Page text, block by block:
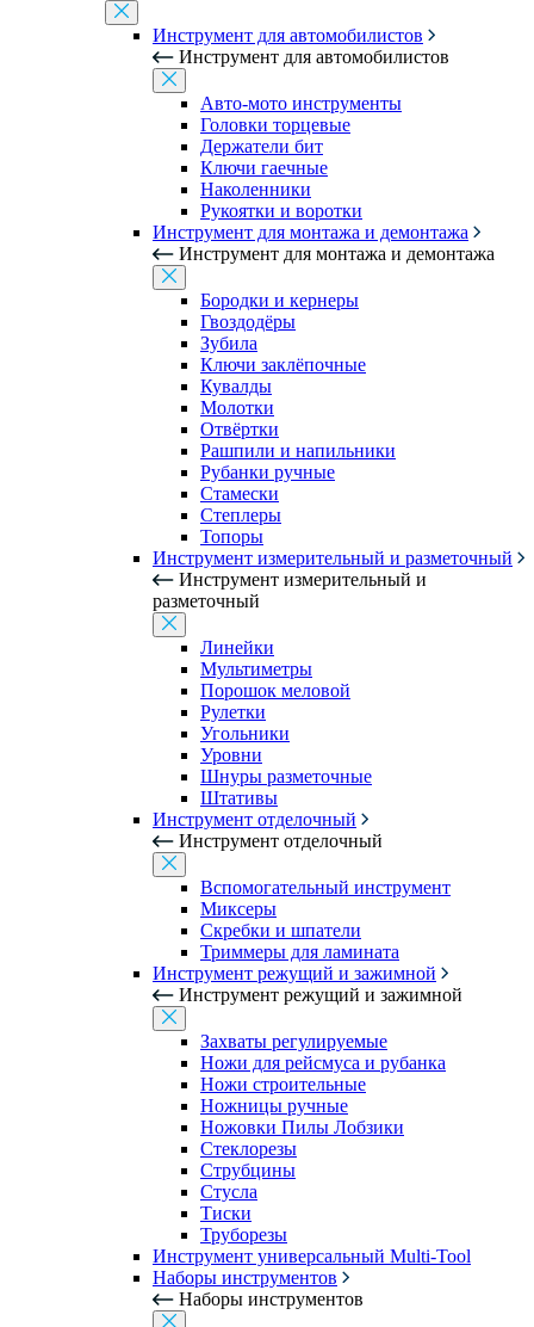
Инструмент для автомобилистов
Инструмент для автомобилистов
Авто-мото инструменты
Головки торцевые
Держатели бит
Ключи гаечные
Наколенники
Рукоятки и воротки
Инструмент для монтажа и демонтажа
Инструмент для монтажа и демонтажа
Бородки и кернеры
Гвоздодёры
Зубила
Ключи заклёпочные
Кувалды
Молотки
Отвёртки
Рашпили и напильники
Рубанки ручные
Стамески
Степлеры
Топоры
Инструмент измерительный и разметочный
Инструмент измерительный и
разметочный
Линейки
Мультиметры
Порошок меловой
Рулетки
Угольники
Уровни
Шнуры разметочные
Штативы
Инструмент отделочный
Инструмент отделочный
Вспомогательный инструмент
Миксеры
Скребки и шпатели
Триммеры для ламината
Инструмент режущий и зажимной
Инструмент режущий и зажимной
Захваты регулируемые
Ножи для рейсмуса и рубанка
Ножи строительные
Ножницы ручные
Ножовки Пилы Лобзики
Стеклорезы
Струбцины
Стусла
Тиски
Труборезы
Инструмент универсальный Multi-Tool
Наборы инструментов
Наборы инструментов